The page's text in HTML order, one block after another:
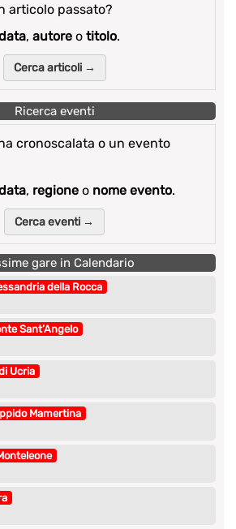
articolo passato?
, autore o titolo.
Cerca articoli →
Ricerca eventi
cronoscalata o un evento
, regione o nome evento.
Cerca eventi →
gare in Calendario
della Rocca
Sant’Angelo
Ucria
Mamertina